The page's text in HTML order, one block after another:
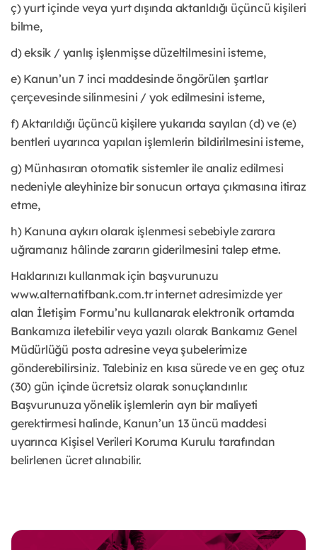
ç) yurt içinde veya yurt dışında aktarıldığı üçüncü kişileri
bilme,
d) eksik / yanlış işlenmişse düzeltilmesini isteme,
e) Kanun’un 7 inci maddesinde öngörülen şartlar
çerçevesinde silinmesini / yok edilmesini isteme,
f) Aktarıldığı üçüncü kişilere yukarıda sayılan (d) ve (e)
bentleri uyarınca yapılan işlemlerin bildirilmesini isteme,
g) Münhasıran otomatik sistemler ile analiz edilmesi
nedeniyle aleyhinize bir sonucun ortaya çıkmasına itiraz
etme,
h) Kanuna aykırı olarak işlenmesi sebebiyle zarara
uğramanız hâlinde zararın giderilmesini talep etme.
Haklarınızı kullanmak için başvurunuzu
www.alternatifbank.com.tr internet adresimizde yer
alan İletişim Formu’nu kullanarak elektronik ortamda
Bankamıza iletebilir veya yazılı olarak Bankamız Genel
Müdürlüğü posta adresine veya şubelerimize
gönderebilirsiniz. Talebiniz en kısa sürede ve en geç otuz
(30) gün içinde ücretsiz olarak sonuçlandırılır.
Başvurunuza yönelik işlemlerin ayrı bir maliyeti
gerektirmesi halinde, Kanun’un 13 üncü maddesi
uyarınca Kişisel Verileri Koruma Kurulu tarafından
belirlenen ücret alınabilir.